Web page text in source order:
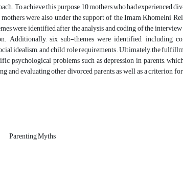
To achieve this purpose, 10 mothers who had experienced
were also under the support of the Imam Khomeini
were identified after the analysis and coding of the
Additionally, six sub-themes were identified, including
idealism, and child role requirements. Ultimately, the
psychological problems such as depression in parents,
evaluating other divorced parents, as well as a criterion
Parenting Myths